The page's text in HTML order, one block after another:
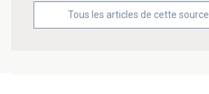
Tous les articles de cette source